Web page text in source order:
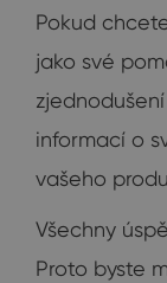
Pokud
jako své
informací o
vašeho
Všechny
Proto byste